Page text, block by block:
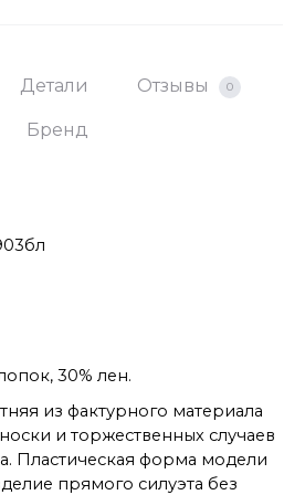
Детали Отзывы 0
Бренд
30% лен.
из фактурного материала
и торжественных случаев
Пластическая форма модели
прямого силуэта без